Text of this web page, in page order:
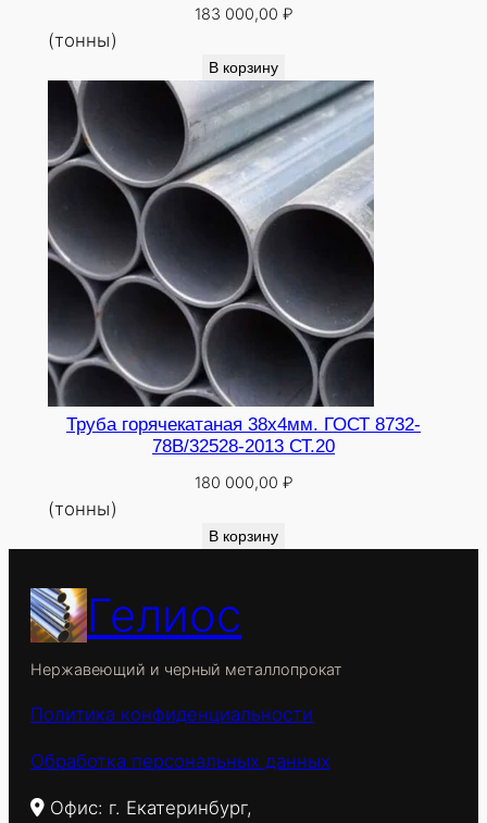
183 000,00 ₽
(тонны)
В корзину
Труба горячекатаная 38х4мм. ГОСТ 8732-
78В/32528-2013 СТ.20
180 000,00 ₽
(тонны)
В корзину
Гелиос
Нержавеющий и черный металлопрокат
Политика конфиденциальности
Обработка персональных данных
Офис: г. Екатеринбург,